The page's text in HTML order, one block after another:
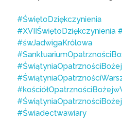
#ŚwiętoDziękczynienia
#XVIIŚwiętoDziękczynienia
#śwJadwigaKrólowa
#Świadectwawiary